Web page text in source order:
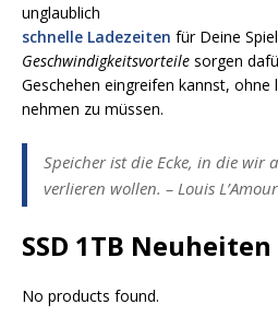
unglaublich
schnelle Ladezeiten für Deine
Geschwindigkeitsvorteile sorgen
Geschehen eingreifen kannst,
nehmen zu müssen.
Speicher ist die Ecke, in die wir
verlieren wollen. – Louis L’Amour
SSD 1TB Neuheiten
No products found.